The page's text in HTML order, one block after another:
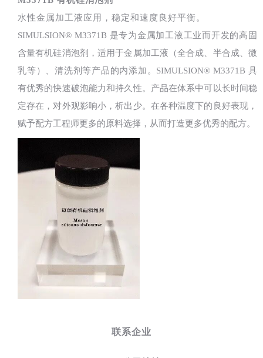
水性金属加工液应用，稳定和速度良好平衡。
SIMULSION® M3371B 是专为金属加工液工业而开发的高固
含量有机硅消泡剂，适用于金属加工液（全合成、半合成、微
乳等）、清洗剂等产品的内添加。SIMULSION® M3371B 具
有优秀的快速破泡能力和持久性。产品在体系中可以长时间稳
定存在，对外观影响小，析出少。在各种温度下的良好表现，
赋予配方工程师更多的原料选择，从而打造更多优秀的配方。
联系企业